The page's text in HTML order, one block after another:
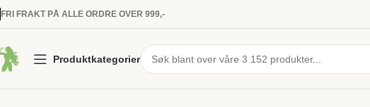
FRI FRAKT PÅ ALLE ORDRE OVER 999,-
Produktkategorier
SSAA60